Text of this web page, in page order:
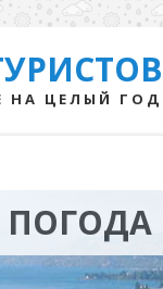
НА ЦЕЛЫЙ ГОД
ПОГОДА